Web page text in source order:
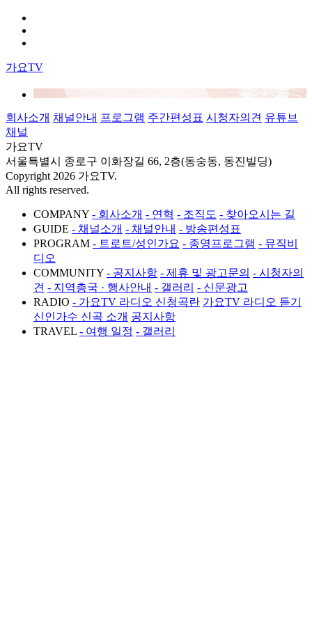
가요TV
회사소개 채널안내 프로그램 주간편성표 시청자의견 유튜브
채널
가요TV
서울특별시 종로구 이화장길 66, 2층(동숭동, 동진빌딩)
Copyright 2026 가요TV.
All rights reserved.
COMPANY - 회사소개 - 연혁 - 조직도 - 찾아오시는 길
GUIDE - 채널소개 - 채널안내 - 방송편성표
PROGRAM - 트로트/성인가요 - 종영프로그램 - 뮤직비
디오
COMMUNITY - 공지사항 - 제휴 및 광고문의 - 시청자의
견 - 지역총국 · 행사안내 - 갤러리 - 신문광고
RADIO - 가요TV 라디오 신청곡란 가요TV 라디오 듣기
신인가수 신곡 소개 공지사항
TRAVEL - 여행 일정 - 갤러리